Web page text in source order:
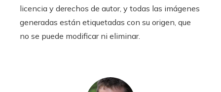
licencia y derechos de autor, y todas las imágenes
generadas están etiquetadas con su origen, que
no se puede modificar ni eliminar.